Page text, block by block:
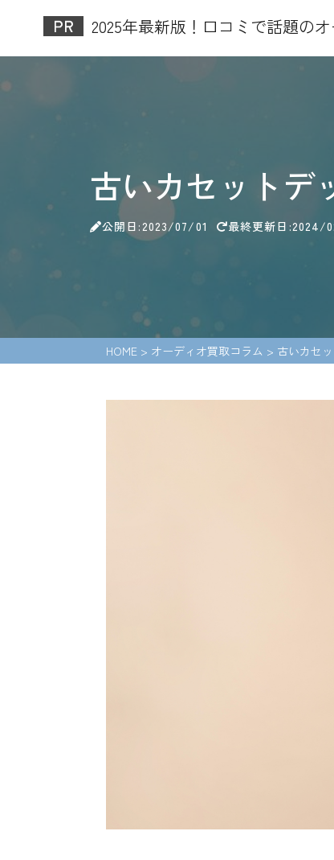
2025年最新版！口コミで話題の
古いカセットデ
公開日:2023/07/01 最終更新日:2024/
HOME > オーディオ買取コラム > 古いカセ